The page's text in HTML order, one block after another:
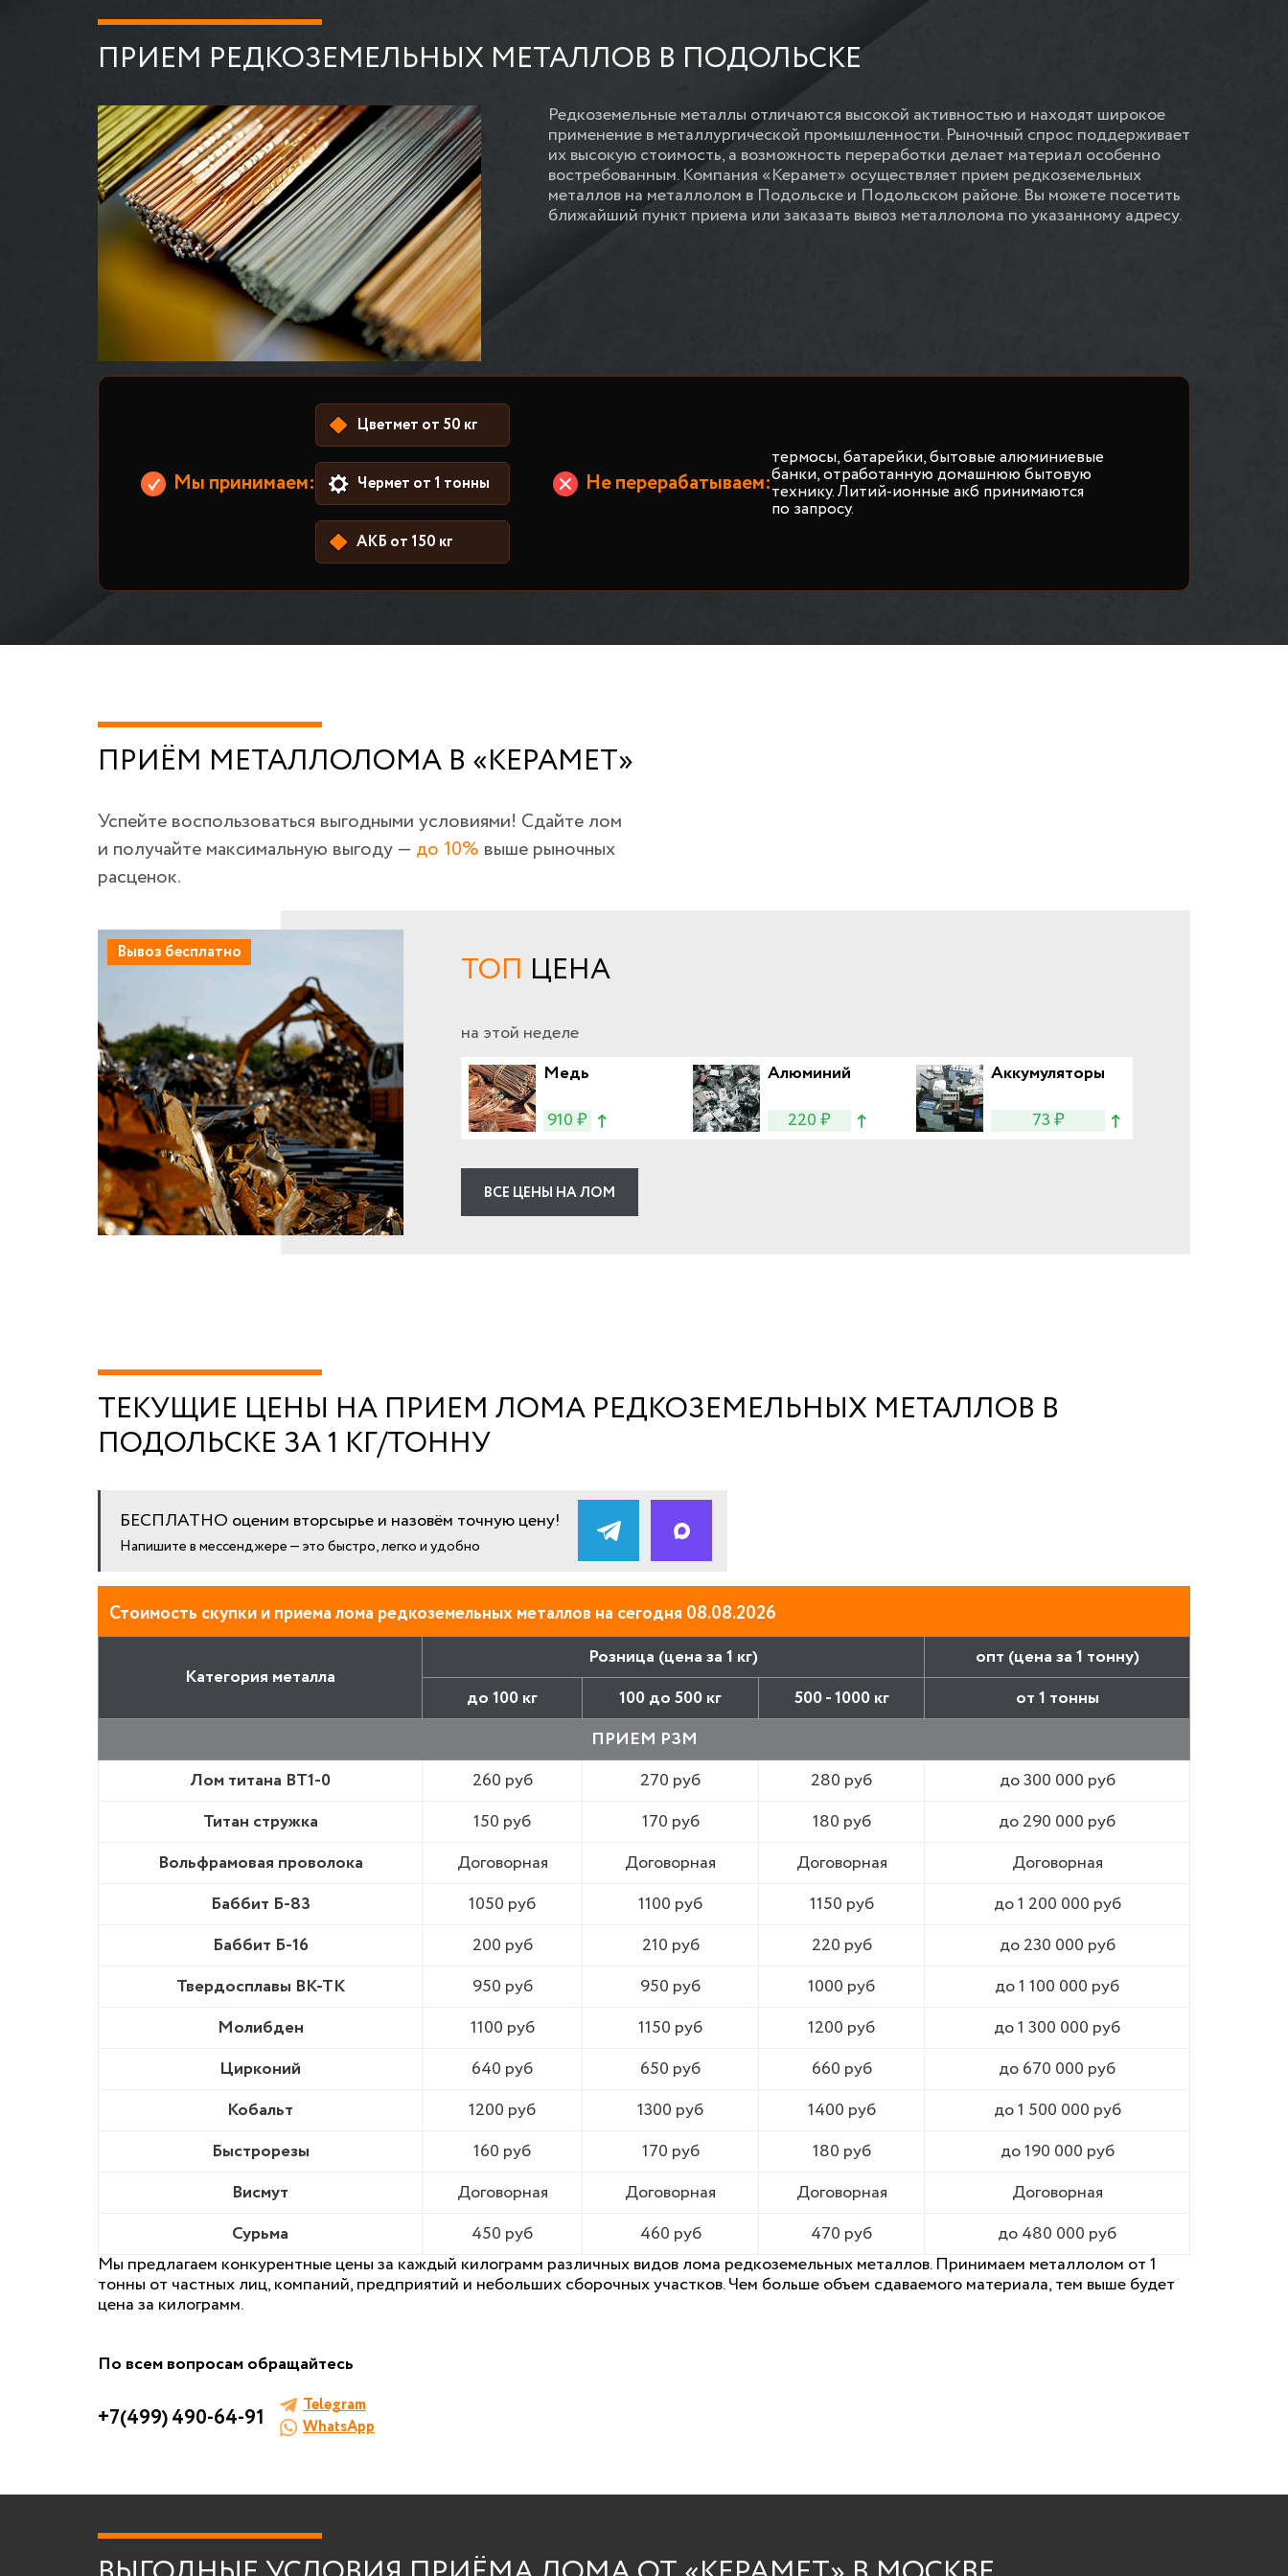
ПРИЕМ РЕДКОЗЕМЕЛЬНЫХ МЕТАЛЛОВ В ПОДОЛЬСКЕ
Редкоземельные металлы отличаются высокой активностью и находят широкое
применение в металлургической промышленности. Рыночный спрос поддерживает
их высокую стоимость, а возможность переработки делает материал особенно
востребованным. Компания «Керамет» осуществляет прием редкоземельных
металлов на металлолом в Подольске и Подольском районе. Вы можете посетить
ближайший пункт приема или заказать вывоз металлолома по указанному адресу.
Мы принимаем:
Цветмет от 50 кг
Чермет от 1 тонны
АКБ от 150 кг
Не перерабатываем:
термосы, батарейки, бытовые алюминиевые
банки, отработанную домашнюю бытовую
технику. Литий-ионные акб принимаются
по запросу.
ПРИЁМ МЕТАЛЛОЛОМА В «КЕРАМЕТ»
Успейте воспользоваться выгодными условиями! Сдайте лом
и получайте максимальную выгоду — до 10% выше рыночных
расценок.
Вывоз бесплатно ТОП ЦЕНА
на этой неделе
Медь
910 ₽
Алюминий
220 ₽
Аккумуляторы
73 ₽
ВСЕ ЦЕНЫ НА ЛОМ
ТЕКУЩИЕ ЦЕНЫ НА ПРИЕМ ЛОМА РЕДКОЗЕМЕЛЬНЫХ МЕТАЛЛОВ В
ПОДОЛЬСКЕ ЗА 1 КГ/ТОННУ
БЕСПЛАТНО оценим вторсырье и назовём точную цену!
Напишите в мессенджере — это быстро, легко и удобно
Стоимость скупки и приема лома редкоземельных металлов на сегодня 08.08.2026
Категория металла
Розница (цена за 1 кг)
опт (цена за 1 тонну)
до 100 кг
100 до 500 кг 500 - 1000 кг
от 1 тонны
ПРИЕМ РЗМ
Лом титана BT1-0
260 руб 270 руб 280 руб
до 300 000 руб
Титан стружка
150 руб 170 руб 180 руб
до 290 000 руб
Вольфрамовая проволока
Договорная Договорная Договорная
Договорная
Баббит Б-83
1050 руб 1100 руб 1150 руб
до 1 200 000 руб
Баббит Б-16
200 руб 210 руб 220 руб
до 230 000 руб
Твердосплавы ВК-ТК
950 руб 950 руб 1000 руб
до 1 100 000 руб
Молибден
1100 руб 1150 руб 1200 руб
до 1 300 000 руб
Цирконий
640 руб 650 руб 660 руб
до 670 000 руб
Кобальт
1200 руб 1300 руб 1400 руб
до 1 500 000 руб
Быстрорезы
160 руб 170 руб 180 руб
до 190 000 руб
Висмут
Договорная Договорная Договорная
Договорная
Сурьма
450 руб 460 руб 470 руб
до 480 000 руб
Мы предлагаем конкурентные цены за каждый килограмм различных видов лома редкоземельных металлов. Принимаем металлолом от 1
тонны от частных лиц, компаний, предприятий и небольших сборочных участков. Чем больше объем сдаваемого материала, тем выше будет
цена за килограмм.
По всем вопросам обращайтесь
+7(499) 490-64-91
Telegram
WhatsApp